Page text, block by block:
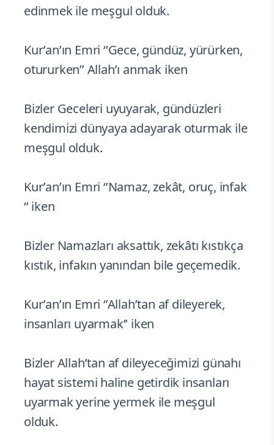
edinmek ile meşgul olduk.
Kur’an’ın Emri ‘’Gece, gündüz, yürürken,
otururken’’ Allah’ı anmak iken
Bizler Geceleri uyuyarak, gündüzleri
kendimizi dünyaya adayarak oturmak ile
meşgul olduk.
Kur’an’ın Emri ‘’Namaz, zekât, oruç, infak
‘’ iken
Bizler Namazları aksattık, zekâtı kıstıkça
kıstık, infakın yanından bile geçemedik.
Kur’an’ın Emri ‘’Allah’tan af dileyerek,
insanları uyarmak’’ iken
Bizler Allah’tan af dileyeceğimizi günahı
hayat sistemi haline getirdik insanları
uyarmak yerine yermek ile meşgul
olduk.